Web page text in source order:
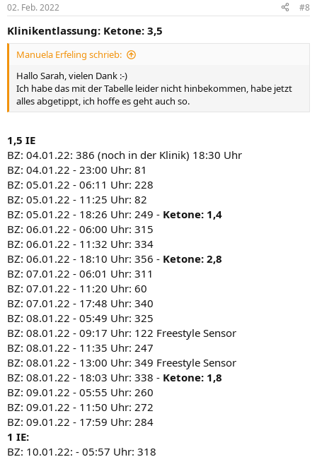
02. Feb. 2022 #8
Klinikentlassung: Ketone: 3,5
Manuela Erfeling schrieb:
Hallo Sarah, vielen Dank :-)
Ich habe das mit der Tabelle leider nicht hinbekommen, habe jetzt
alles abgetippt, ich hoffe es geht auch so.
1,5 IE
BZ: 04.01.22: 386 (noch in der Klinik) 18:30 Uhr
BZ: 04.01.22 - 23:00 Uhr: 81
BZ: 05.01.22 - 06:11 Uhr: 228
BZ: 05.01.22 - 11:25 Uhr: 82
BZ: 05.01.22 - 18:26 Uhr: 249 - Ketone: 1,4
BZ: 06.01.22 - 06:00 Uhr: 315
BZ: 06.01.22 - 11:32 Uhr: 334
BZ: 06.01.22 - 18:10 Uhr: 356 - Ketone: 2,8
BZ: 07.01.22 - 06:01 Uhr: 311
BZ: 07.01.22 - 11:20 Uhr: 60
BZ: 07.01.22 - 17:48 Uhr: 340
BZ: 08.01.22 - 05:49 Uhr: 325
BZ: 08.01.22 - 09:17 Uhr: 122 Freestyle Sensor
BZ: 08.01.22 - 11:35 Uhr: 247
BZ: 08.01.22 - 13:00 Uhr: 349 Freestyle Sensor
BZ: 08.01.22 - 18:03 Uhr: 338 - Ketone: 1,8
BZ: 09.01.22 - 05:55 Uhr: 260
BZ: 09.01.22 - 11:50 Uhr: 272
BZ: 09.01.22 - 17:59 Uhr: 284
1 IE:
BZ: 10.01.22: - 05:57 Uhr: 318